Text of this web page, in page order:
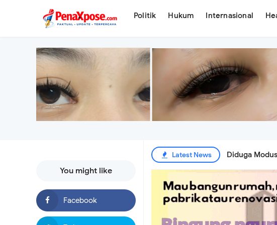
. Politik Hukum Internasional
You might like
Latest News Diduga
Tagih Tanggung Jawab Pemberi